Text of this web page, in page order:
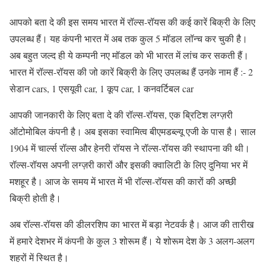
आपको बता दे की इस समय भारत में रॉल्स-रॉयस की कई कारें बिक्री के लिए
उपलब्ध हैं। यह कंपनी भारत में अब तक कुल 5 मॉडल लॉन्च कर चुकी है।
अब बहुत जल्द ही ये कम्पनी नए मॉडल को भी भारत में लांच कर सकती हैं।
भारत में रॉल्स-रॉयस की जो कारें बिक्री के लिए उपलब्ध हैं उनके नाम हैं :- 2
सेडान cars, 1 एसयूवी car, 1 कूप car, 1 कनवर्टिबल car
आपकी जानकारी के लिए बता दे की रॉल्स-रॉयस, एक ब्रिटिश लग्ज़री
ऑटोमोबिल कंपनी है। अब इसका स्वामित्व बीएमडब्ल्यू एजी के पास है। साल
1904 में चार्ल्स रॉल्स और हेनरी रॉयस ने रॉल्स-रॉयस की स्थापना की थी।
रॉल्स-रॉयस अपनी लग्ज़री कारों और इसकी क्वालिटी के लिए दुनिया भर में
मशहूर है। आज के समय में भारत में भी रॉल्स-रॉयस की कारों की अच्छी
बिक्री होती है।
अब रॉल्स-रॉयस की डीलरशिप का भारत में बड़ा नेटवर्क है। आज की तारीख
में हमारे देशभर में कंपनी के कुल 3 शोरूम हैं। ये शोरूम देश के 3 अलग-अलग
शहरों में स्थित है।